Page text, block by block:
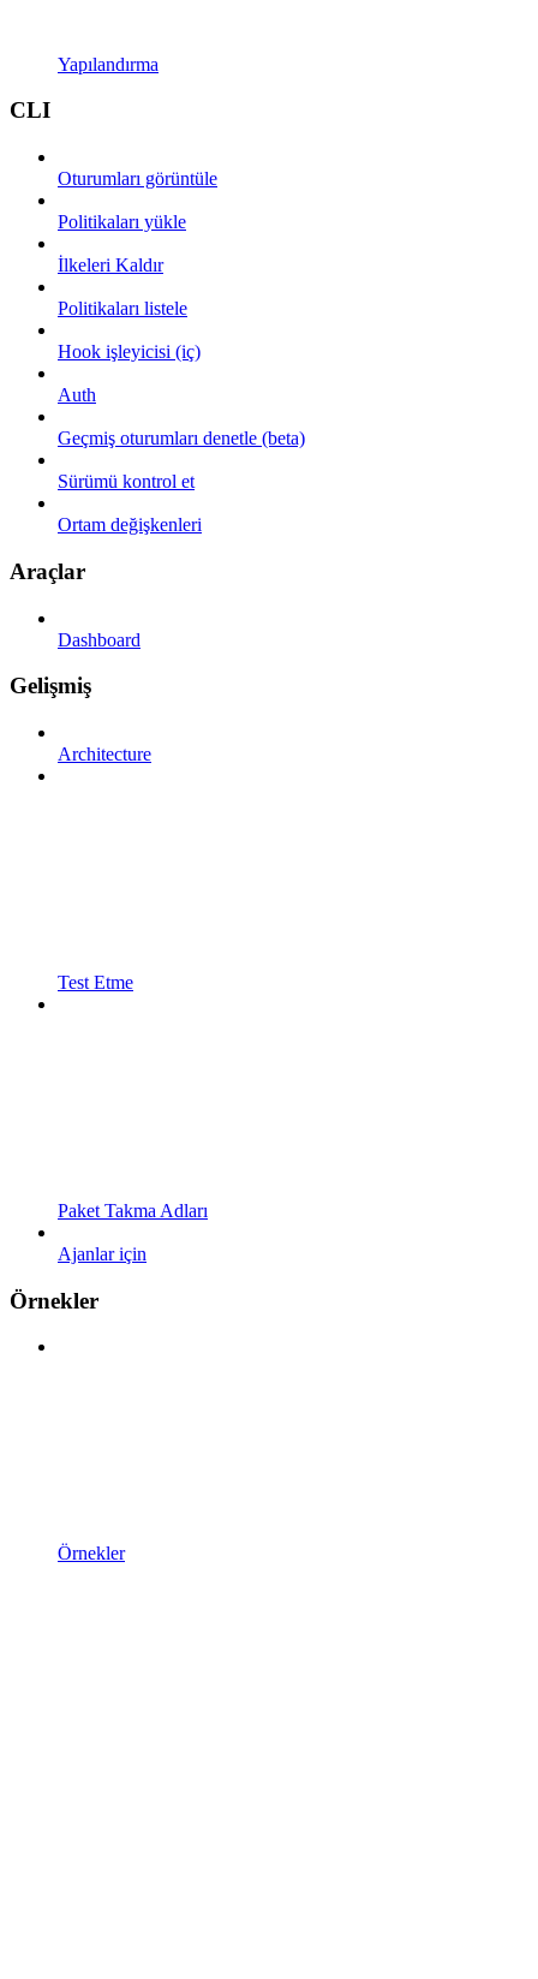
Yapılandırma
CLI
Oturumları görüntüle
Politikaları yükle
İlkeleri Kaldır
Politikaları listele
Hook işleyicisi (iç)
Auth
Geçmiş oturumları denetle (beta)
Sürümü kontrol et
Ortam değişkenleri
Araçlar
Dashboard
Gelişmiş
Architecture
Test Etme
Paket Takma Adları
Ajanlar için
Örnekler
Örnekler